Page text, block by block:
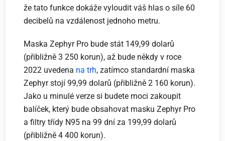
že tato funkce dokáže vyloudit váš hlas o síle 60
decibelů na vzdálenost jednoho metru.
Maska Zephyr Pro bude stát 149,99 dolarů
(přibližně 3 250 korun), až bude někdy v roce
2022 uvedena na trh, zatímco standardní maska
Zephyr stojí 99,99 dolarů (přibližně 2 160 korun).
Jako u minulé verze si budete moci zakoupit
balíček, který bude obsahovat masku Zephyr Pro
a filtry třídy N95 na 99 dní za 199,99 dolarů
(přibližně 4 400 korun).